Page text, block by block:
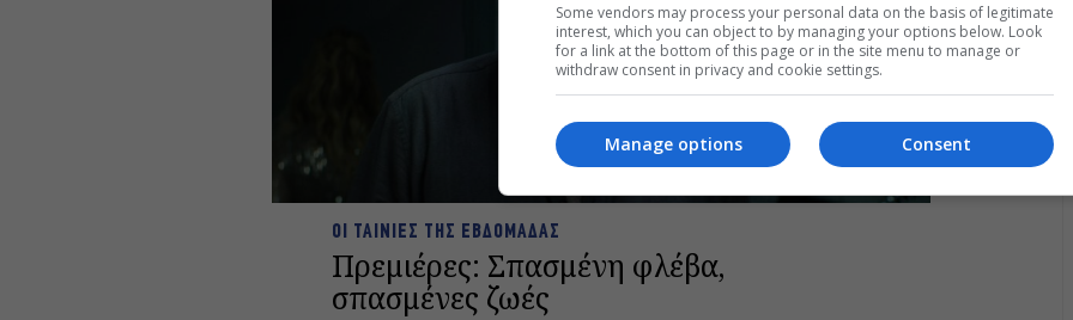
ΟΙ ΤΑΙΝΙΕΣ ΤΗΣ ΕΒΔΟΜΑΔΑΣ
Πρεμιέρες: Σπασμένη φλέβα,
σπασμένες ζωές
Some vendors may process your personal data on the basis of legitimate
interest, which you can object to by managing your options below. Look
for a link at the bottom of this page or in the site menu to manage or
withdraw consent in privacy and cookie settings.
Consent
Manage options